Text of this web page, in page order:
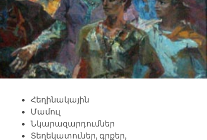
Հեղինակային
Մամուլ
Նկարազարդումներ
Տեղեկատուներ, գրքեր,